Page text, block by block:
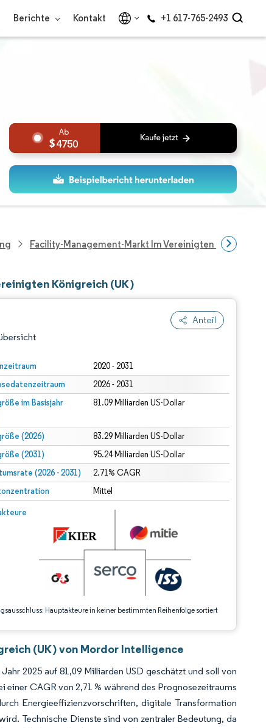
Berichte Kontakt +1 617-765-2493
4750
Facility-Management-Markt Im Vereinigten Königreich
Königreich (UK)
Anteil
2020 - 2031
2026 - 2031
im Basisjahr
81.09 Milliarden US-Dollar
(2026) 83.29 Milliarden US-Dollar
(2031) 95.24 Milliarden US-Dollar
(2026 - 2031) 2.71% CAGR
Mittel
Hauptakteure in keiner bestimmten Reihenfolge sortiert
Intelligence. Wiederverwendung erfordert Namensnennung gemäß CC BY 4.0.
gemäß CC BY 4.0.
(UK) von Mordor Intelligence
2025 auf 81,09 Milliarden USD geschätzt und soll von
einer CAGR von 2,71 % während des Prognosezeitraums
Energieeffizienzvorschriften, digitale Transformation
Technische Dienste sind von zentraler Bedeutung, da